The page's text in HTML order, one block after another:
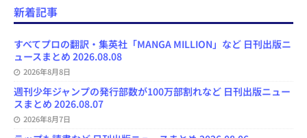
e
b
o
k
s
y
o
o
n
a
s
u
e
C
n
n
l
l
新着記事
すべてプロの翻訳・集英社「MANGA MILLION」など 日刊出版ニ
ュースまとめ 2026.08.08
2026年8月8日
週刊少年ジャンプの発行部数が100万部割れなど 日刊出版ニュー
スまとめ 2026.08.07
2026年8月7日